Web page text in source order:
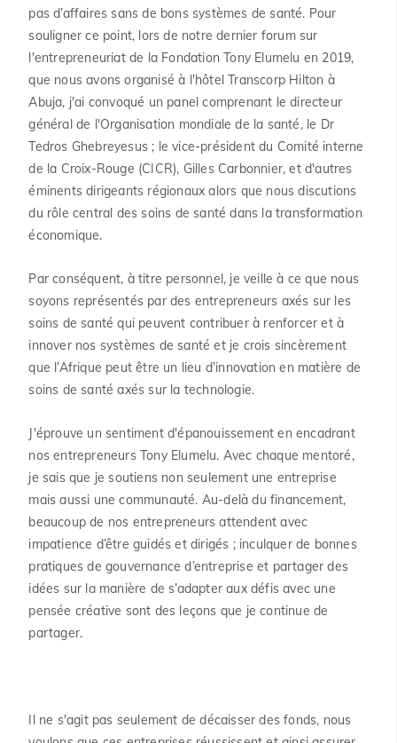
pas d’affaires sans de bons systèmes de santé. Pour
souligner ce point, lors de notre dernier forum sur
l'entrepreneuriat de la Fondation Tony Elumelu en 2019,
que nous avons organisé à l'hôtel Transcorp Hilton à
Abuja, j'ai convoqué un panel comprenant le directeur
général de l'Organisation mondiale de la santé, le Dr
Tedros Ghebreyesus ; le vice-président du Comité interne
de la Croix-Rouge (CICR), Gilles Carbonnier, et d'autres
éminents dirigeants régionaux alors que nous discutions
du rôle central des soins de santé dans la transformation
économique.
Par conséquent, à titre personnel, je veille à ce que nous
soyons représentés par des entrepreneurs axés sur les
soins de santé qui peuvent contribuer à renforcer et à
innover nos systèmes de santé et je crois sincèrement
que l’Afrique peut être un lieu d’innovation en matière de
soins de santé axés sur la technologie.
J'éprouve un sentiment d'épanouissement en encadrant
nos entrepreneurs Tony Elumelu. Avec chaque mentoré,
je sais que je soutiens non seulement une entreprise
mais aussi une communauté. Au-delà du financement,
beaucoup de nos entrepreneurs attendent avec
impatience d’être guidés et dirigés ; inculquer de bonnes
pratiques de gouvernance d’entreprise et partager des
idées sur la manière de s’adapter aux défis avec une
pensée créative sont des leçons que je continue de
partager.
Il ne s'agit pas seulement de décaisser des fonds, nous